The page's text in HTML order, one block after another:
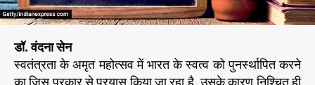
चा
न
न्दी
डॉ. वंदना सेन
स्वतंत्रता के अमृत महोत्सव में भारत के स्वत्व को पुनर्स्थापित करने